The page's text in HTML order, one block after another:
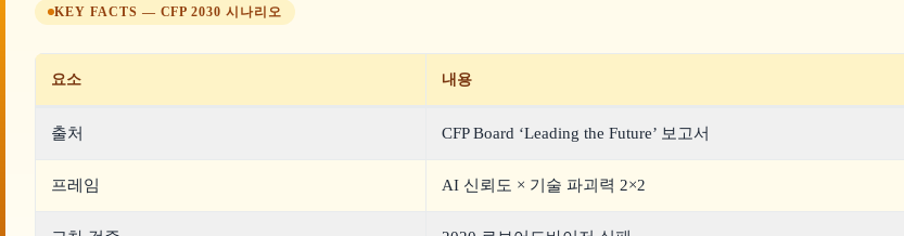
KEY FACTS — CFP 2030 시나리오
요소 내용
출처 CFP Board ‘Leading the Future’ 보고서
프레임 AI 신뢰도 × 기술 파괴력 2×2